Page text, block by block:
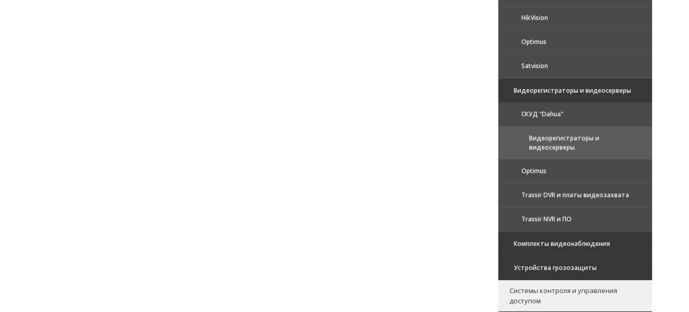
HikVision
Optimus
Satvision
Видеорегистраторы и видеосерверы
CКУД "Dahua"
Видеорегистраторы и
видеосерверы
Optimus
Trassir DVR и платы видеозахвата
Trassir NVR и ПО
Комплекты видеонаблюдения
Устройства грозозащиты
Системы контроля и управления
доступом